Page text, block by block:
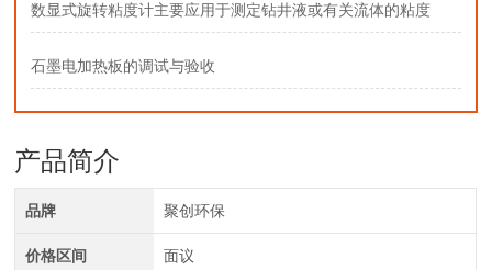
数显式旋转粘度计主要应用于测定钻井液或有关流体的粘度
石墨电加热板的调试与验收
产品简介
品牌 聚创环保
价格区间 面议